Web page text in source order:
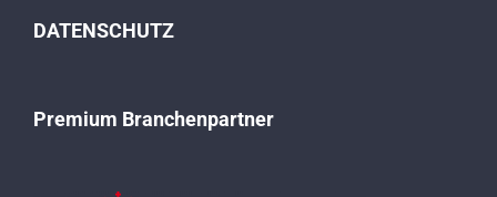
DATENSCHUTZ
Premium Branchenpartner